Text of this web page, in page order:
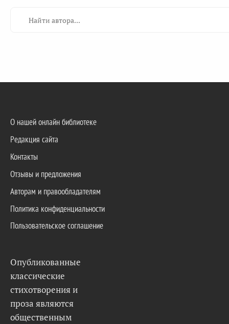
О нашей онлайн библиотеке
Редакция сайта
Контакты
Отзывы и предложения
Авторам и правообладателям
Политика конфиденциальности
Пользовательское соглашение
Опубликованные
классические
стихотворения и
проза являются
общественным